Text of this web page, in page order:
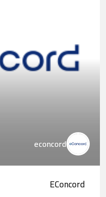
econcord
EConcord